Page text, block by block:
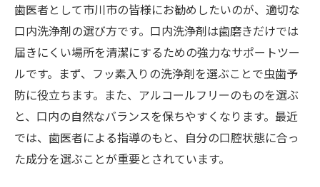
歯医者として市川市の皆様にお勧めしたいのが、適切な
口内洗浄剤の選び方です。口内洗浄剤は歯磨きだけでは
届きにくい場所を清潔にするための強力なサポートツー
ルです。まず、フッ素入りの洗浄剤を選ぶことで虫歯予
防に役立ちます。また、アルコールフリーのものを選ぶ
と、口内の自然なバランスを保ちやすくなります。最近
では、歯医者による指導のもと、自分の口腔状態に合っ
た成分を選ぶことが重要とされています。